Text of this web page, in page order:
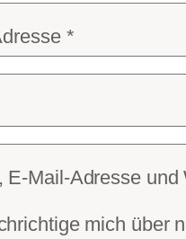
*
E-Mail-Adresse
mich über